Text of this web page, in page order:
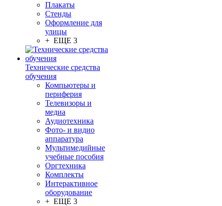
Плакаты
Стенды
Оформление для
улицы
+ ЕЩЕ 3
Технические средства
обучения
Компьютеры и
периферия
Телевизоры и
медиа
Аудиотехника
Фото- и видио
аппаратура
Мультимедийные
учебные пособия
Оргтехника
Комплекты
Интерактивное
оборудование
+ ЕЩЕ 3